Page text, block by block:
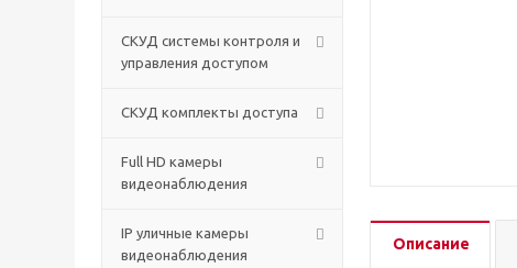
СКУД системы контроля и
управления доступом
СКУД комплекты доступа
Full HD камеры
видеонаблюдения
IP уличные камеры
видеонаблюдения
Описание